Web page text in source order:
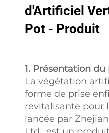
Personnalisation
flexible
Notre service
d'Artificiel
Pot - Produit
1. Présentation
La végétation
forme de prise
revitalisante pour
lancée par